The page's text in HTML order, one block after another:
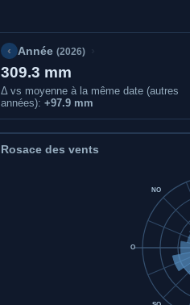
‹ Année (2026)
309.3 mm
Δ vs moyenne à la même date (autres
années):+97.9 mm
Rosace des vents
O
NO